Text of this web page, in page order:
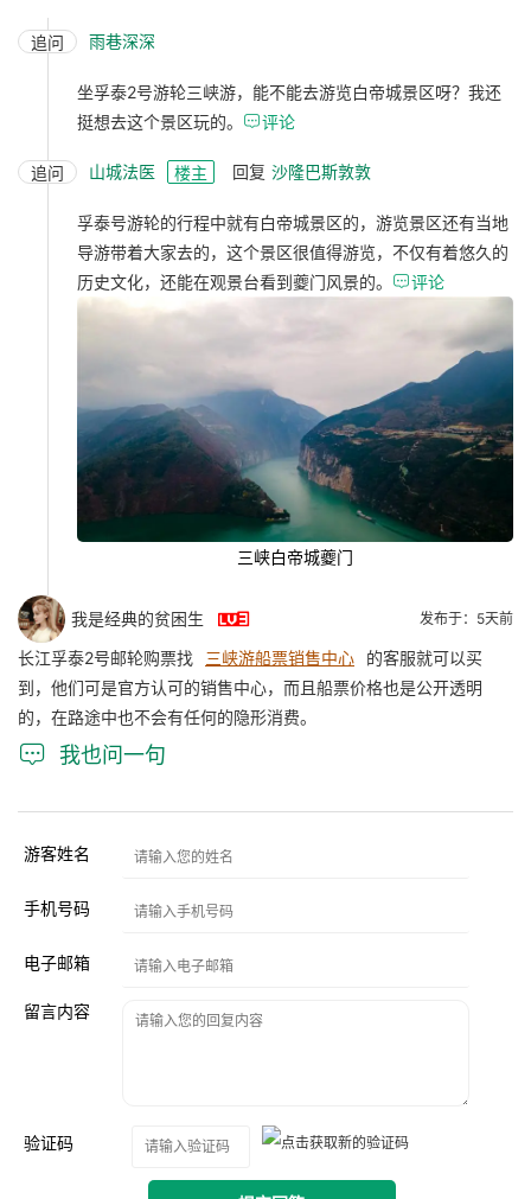
追问 雨巷深深
坐孚泰2号游轮三峡游，能不能去游览白帝城景区呀？我还
挺想去这个景区玩的。 评论
追问 山城法医 楼主 回复 沙隆巴斯敦敦
孚泰号游轮的行程中就有白帝城景区的，游览景区还有当地
导游带着大家去的，这个景区很值得游览，不仅有着悠久的
历史文化，还能在观景台看到夔门风景的。 评论
三峡白帝城夔门
我是经典的贫困生  发布于：5天前
长江孚泰2号邮轮购票找 三峡游船票销售中心
的客服就可以买
到，他们可是官方认可的销售中心，而且船票价格也是公开透明
的，在路途中也不会有任何的隐形消费。
 我也问一句
游客姓名
手机号码
电子邮箱
留言内容
验证码